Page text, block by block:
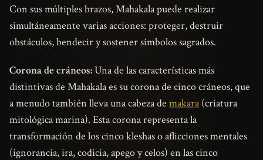
Con sus múltiples brazos, Mahakala puede realizar
simultáneamente varias acciones: proteger, destruir
obstáculos, bendecir y sostener símbolos sagrados.
Corona de cráneos:Una de las características más
distintivas de Mahakala es su corona de cinco cráneos, que
a menudo también lleva una cabeza de makara(criatura
mitológica marina). Esta corona representa la
transformación de los cinco kleshas o aflicciones mentales
(ignorancia, ira, codicia, apego y celos) en las cinco